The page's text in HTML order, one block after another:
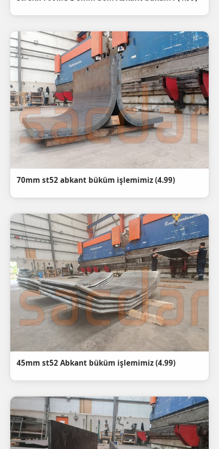
(4.99) 70mm st52 abkant büküm işlemimiz
(4.99) 45mm st52 Abkant büküm işlemimiz